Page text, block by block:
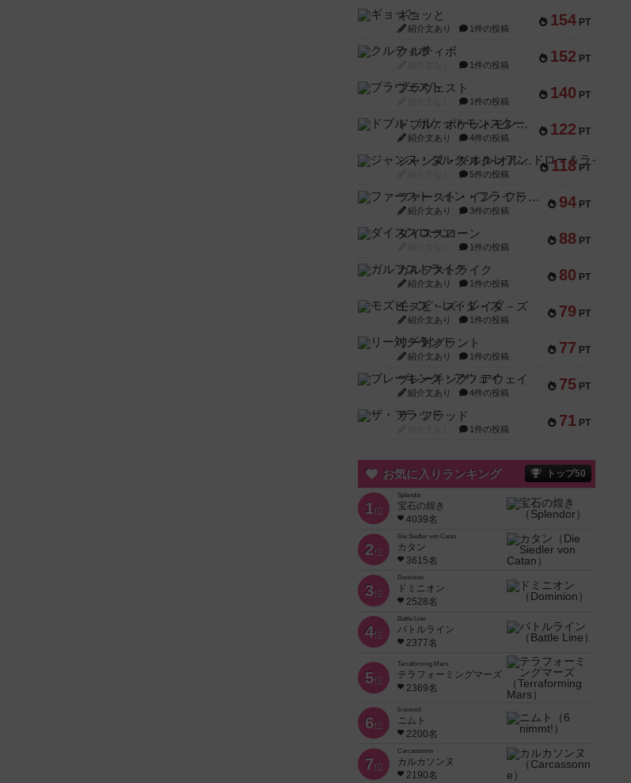
154 PT
ギョッと
紹介文あり 1件の投稿
152 PT
クルティボ
1件の投稿
140 PT
ブラヴェスト
1件の投稿
122 PT
ドブル：ポケットモンスター
紹介文あり 4件の投稿
118 PT
ジャンヌ・ダルク-オルレアン ドロー＆ライト
5件の投稿
94 PT
ファースト・イン・フライト
紹介文あり 3件の投稿
88 PT
ダイススローン
1件の投稿
80 PT
ガルフストライク
紹介文あり 1件の投稿
79 PT
モズビ－ズ・レイダ－ズ
紹介文あり 1件の投稿
77 PT
リー対グラント
紹介文あり 1件の投稿
75 PT
ブレーキング・アウェイ
紹介文あり 4件の投稿
71 PT
ザ・フラッド
1件の投稿
お気に入りランキング トップ50
1位
Splendor
宝石の煌き
4039名
2位
Die Siedler von Catan
カタン
3615名
3位
Dominion
ドミニオン
2528名
4位
Battle Line
バトルライン
2377名
5位
Terraforming Mars
テラフォーミングマーズ
2369名
6位
6 nimmt!
ニムト
2200名
7位
Carcassonne
カルカソンヌ
2190名